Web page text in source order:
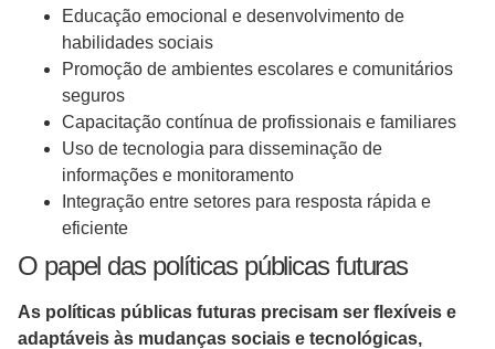
Educação emocional e desenvolvimento de
habilidades sociais
Promoção de ambientes escolares e comunitários
seguros
Capacitação contínua de profissionais e familiares
Uso de tecnologia para disseminação de
informações e monitoramento
Integração entre setores para resposta rápida e
eficiente
O papel das políticas públicas futuras
As políticas públicas futuras precisam ser flexíveis e
adaptáveis às mudanças sociais e tecnológicas,